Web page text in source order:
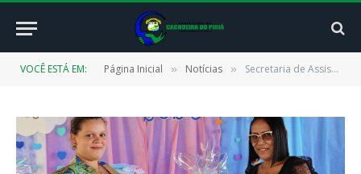
VOCÊ ESTÁ EM: Página Inicial » Notícias » Secretaria de Assistência Social realiza entrega de mais “kits enxovais”